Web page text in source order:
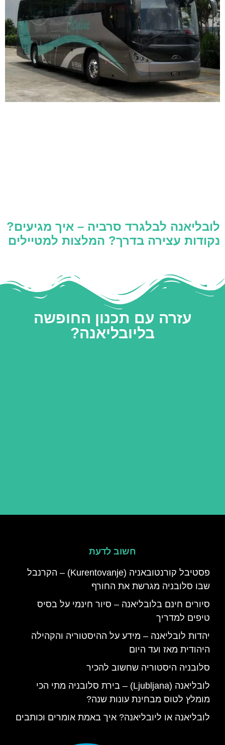
לובליאנה לבלגרד סרביה – איך מגיעים?
נקודות עצירה בדרך? המלצות למטיילים
עזרה עם תכנון החופשה
בליובליאנה?
חשוב לדעת
פסטיבל קורנטובאניה (Kurentovanje) – הקרנבל
שבו סלובניה מגרשת את החורף
סיורים חינם בלובליאנה – סיור חינמי על בסיס
טיפים למדריך
יהדות לובליאנה – מידע על ההיסטוריה והקהילה
היהודית מאז ועד היום
סלובניה היסטוריה שחשוב להכיר
לובליאנה (Ljubljana) – בירת סלובניה מתי הכי
מומלץ לטוס מבחינת עונות שנה?
לובליאנה או ליובליאנה? איך באמת אומרים וכותבים